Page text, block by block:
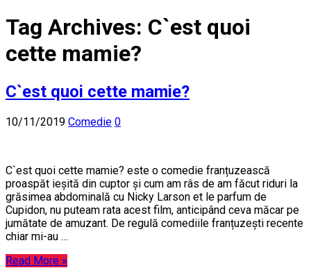
Tag Archives: C`est quoi
cette mamie?
C`est quoi cette mamie?
10/11/2019 Comedie 0
C`est quoi cette mamie? este o comedie franțuzească
proaspăt ieșită din cuptor și cum am râs de am făcut riduri la
grăsimea abdominală cu Nicky Larson et le parfum de
Cupidon, nu puteam rata acest film, anticipând ceva măcar pe
jumătate de amuzant. De regulă comediile franțuzești recente
chiar mi-au …
Read More »